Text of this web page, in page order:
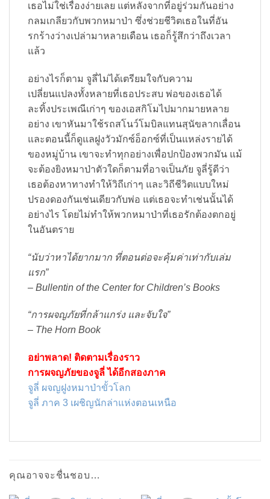
เธอไม่ใช่เรื่องง่ายเลย แต่หลังจากที่อยู่ร่วมกันอย่าง
กลมเกลียวกับพวกหมาป่า ซึ่งช่วยชีวิตเธอในที่อัน
รกร้างว่างเปล่ามาหลายเดือน เธอก็รู้สึกว่าถึงเวลา
แล้ว
อย่างไรก็ตาม จูลี่ไม่ได้เตรียมใจกับความ
เปลี่ยนแปลงทั้งหลายที่เธอประสบ พ่อของเธอได้
ละทิ้งประเพณีเก่าๆ ของเอสกิโมไปมากมายหลาย
อย่าง เขาหันมาใช้รถสโนว์โมบิลแทนสุนัขลากเลื่อน
และตอนนี้ก็ดูแลฝูงวัวมักซ์อ็อกซ์ที่เป็นแหล่งรายได้
ของหมู่บ้าน เขาจะทำทุกอย่างเพื่อปกป้องพวกมัน แม้
จะต้องยิงหมาป่าตัวใดก็ตามที่อาจเป็นภัย จูลี่รู้ดีว่า
เธอต้องหาทางทำให้วิถีเก่าๆ และวิถีชีวิตแบบใหม่
ปรองดองกันเช่นเดียวกับพ่อ แต่เธอจะทำเช่นนั้นได้
อย่างไร โดยไม่ทำให้พวกหมาป่าที่เธอรักต้องตกอยู่
ในอันตราย
“นับว่าหาได้ยากมาก ที่ตอนต่อจะคุ้มค่าเท่ากับเล่ม
แรก”
– Bullentin of the Center for Children’s Books
“การผจญภัยที่กล้าแกร่ง และจับใจ”
– The Horn Book
อย่าพลาด! ติดตามเรื่องราว
การผจญภัยของจูลี่ ได้อีกสองภาค
จูลี่ ผจญฝูงหมาป่าขั้วโลก
จูลี่ ภาค 3 เผชิญนักล่าแห่งตอนเหนือ
คุณอาจจะชื่นชอบ…